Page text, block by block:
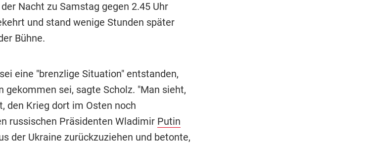
Nacht zu Samstag gegen 2.45 Uhr
und stand wenige Stunden später
Bühne.
eine "brenzlige Situation" entstanden,
gekommen sei, sagte Scholz. "Man sieht,
den Krieg dort im Osten noch
russischen Präsidenten Wladimir Putin
der Ukraine zurückzuziehen und betonte,